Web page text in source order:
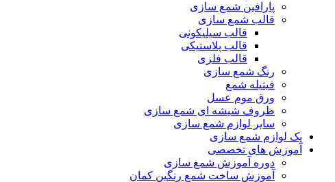
پارافین شمع سازی
قالب شمع سازی
قالب سیلیکونی
قالب پلاستیکی
قالب فلزی
رنگ شمع سازی
فیتیله شمع
ورق موم عسل
ظروف شیشه ای شمع سازی
سایر لوازم شمع سازی
پک لوازم شمع سازی
آموزش های تخصصی
دوره آموزش شمع سازی
آموزش ساخت شمع رنگین کمان